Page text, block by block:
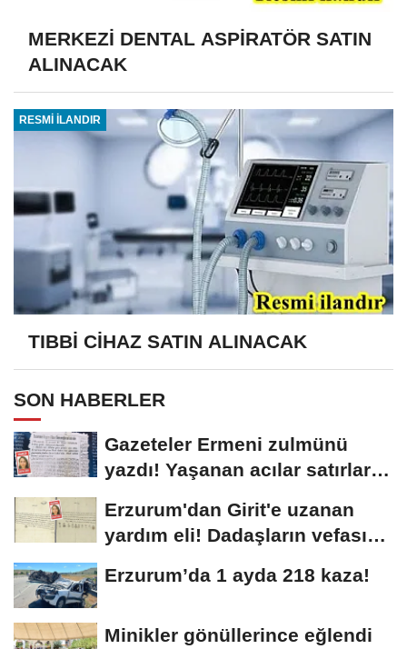
MERKEZİ DENTAL ASPİRATÖR SATIN
ALINACAK
RESMİ İLANDIR
TIBBİ CİHAZ SATIN ALINACAK
SON HABERLER
Gazeteler Ermeni zulmünü
yazdı! Yaşanan acılar satırlara
Erzurum'dan Girit'e uzanan
yardım eli! Dadaşların vefası
Erzurum’da 1 ayda 218 kaza!
Minikler gönüllerince eğlendi